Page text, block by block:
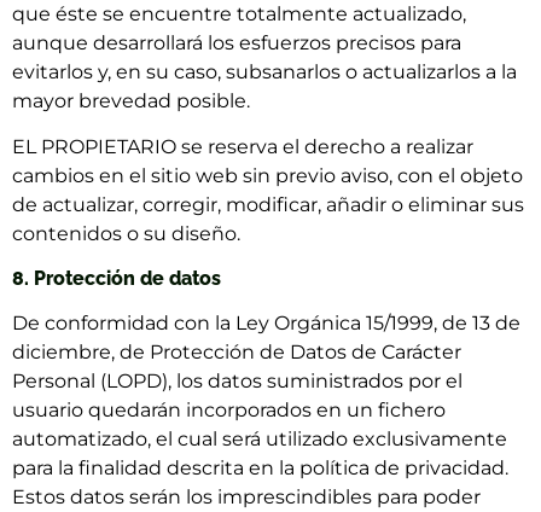
que éste se encuentre totalmente actualizado,
aunque desarrollará los esfuerzos precisos para
evitarlos y, en su caso, subsanarlos o actualizarlos a la
mayor brevedad posible.
EL PROPIETARIO se reserva el derecho a realizar
cambios en el sitio web sin previo aviso, con el objeto
de actualizar, corregir, modificar, añadir o eliminar sus
contenidos o su diseño.
8. Protección de datos
De conformidad con la Ley Orgánica 15/1999, de 13 de
diciembre, de Protección de Datos de Carácter
Personal (LOPD), los datos suministrados por el
usuario quedarán incorporados en un fichero
automatizado, el cual será utilizado exclusivamente
para la finalidad descrita en la política de privacidad.
Estos datos serán los imprescindibles para poder